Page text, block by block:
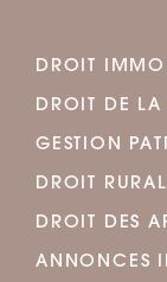
DROIT
DROIT DE LA
GESTION
DROIT RURAL
DROIT DES
ANNONCES